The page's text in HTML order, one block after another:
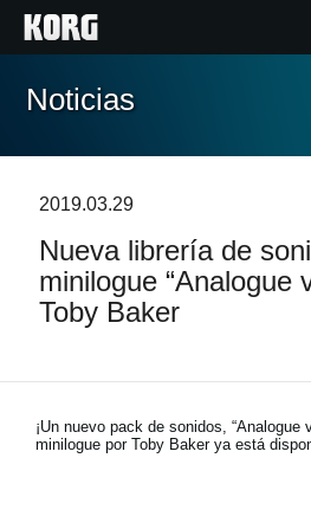
Inicio
Características
Eventos
Soporte
Localizador de Tiendas
Noticias
2019.03.29
Nueva librería de
minilogue “Analogue
Toby Baker
¡Un nuevo pack de sonidos, “Analogue
minilogue por Toby Baker ya está